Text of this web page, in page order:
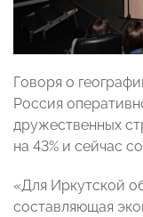
Говоря о
Россия
дружественных
на 43% и сейчас
«Для Иркутской
составляющая